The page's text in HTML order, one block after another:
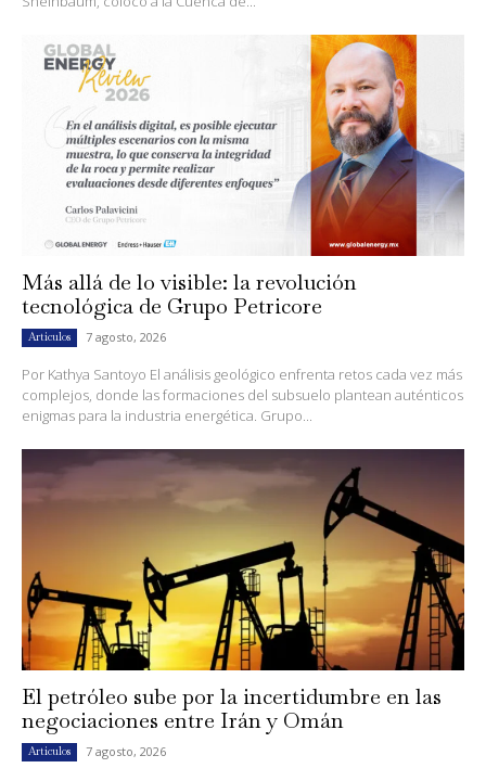
Más allá de lo visible: la revolución
tecnológica de Grupo Petricore
Artículos 7 agosto, 2026
Por Kathya Santoyo El análisis geológico enfrenta retos cada vez más
complejos, donde las formaciones del subsuelo plantean auténticos
enigmas para la industria energética. Grupo...
El petróleo sube por la incertidumbre en las
negociaciones entre Irán y Omán
Artículos 7 agosto, 2026